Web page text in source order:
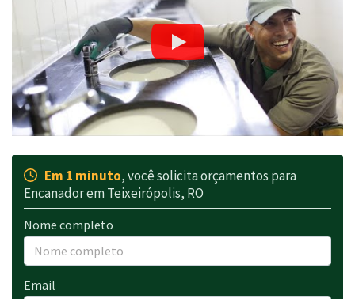
Em 1 minuto, você solicita orçamentos para
Encanador em Teixeirópolis, RO
Nome completo
Email